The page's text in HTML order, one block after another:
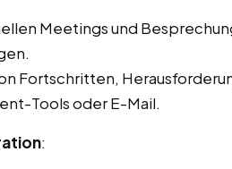
Meetings und
Fortschritten,
Tools oder E-Mail.
: